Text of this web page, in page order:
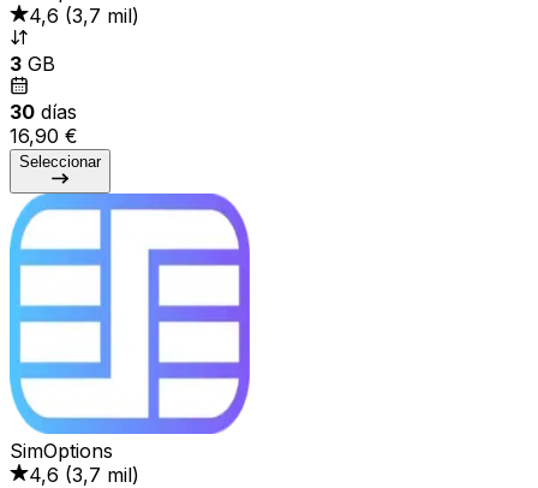
4,6 (3,7 mil)
3 GB
30 días
16,90 €
Seleccionar
SimOptions
4,6 (3,7 mil)